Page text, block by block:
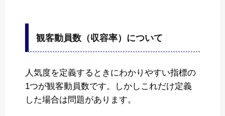
観客動員数（収容率）について
人気度を定義するときにわかりやすい指標の
1つが観客動員数です。しかしこれだけ定義
した場合は問題があります。